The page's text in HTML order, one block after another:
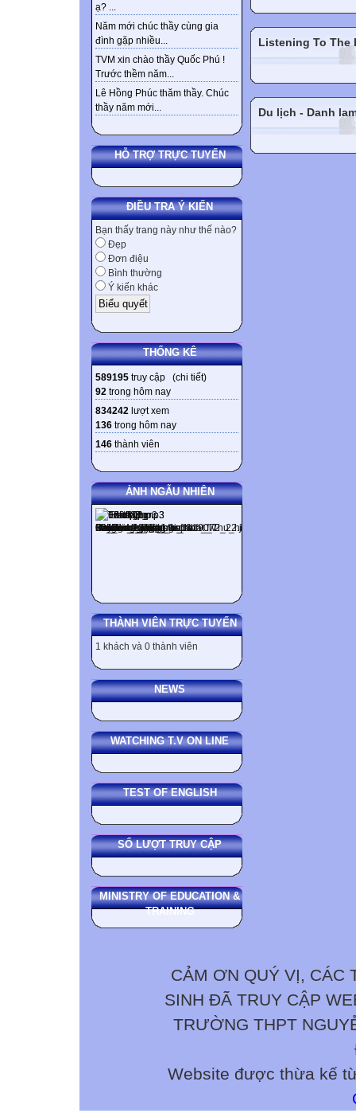
ạ? ...
Năm mới chúc thầy cùng gia
đình gặp nhiều...
TVM xin chào thầy Quốc Phú !
Trước thềm năm...
Lê Hồng Phúc thăm thầy. Chúc
thầy năm mới...
HỖ TRỢ TRỰC TUYẾN
ĐIỀU TRA Ý KIẾN
Bạn thấy trang này như thế nào?
Đẹp
Đơn điệu
Bình thường
Ý kiến khác
THỐNG KÊ
589195 truy cập (chi tiết)
92 trong hôm nay
834242 lượt xem
136 trong hôm nay
146 thành viên
ẢNH NGẪU NHIÊN
THÀNH VIÊN TRỰC TUYẾN
1 khách và 0 thành viên
NEWS
WATCHING T.V ON LINE
TEST OF ENGLISH
SỐ LƯỢT TRUY CẬP
MINISTRY OF EDUCATION &
TRAINING
Listening To The
Du lịch - Danh
CẢM ƠN QUÝ VỊ, CÁC
SINH ĐÃ TRUY CẬP
TRƯỜNG THPT
Website được thừa kế